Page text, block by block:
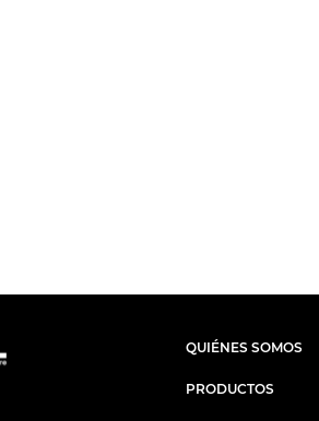
QUIÉNES SOMOS
PRODUCTOS